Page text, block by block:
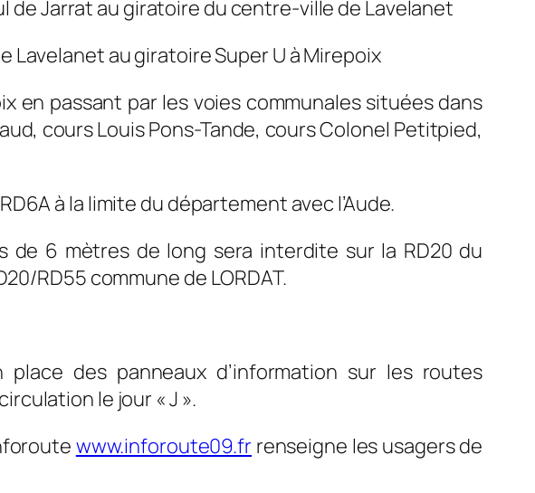
de Jarrat au giratoire du centre-ville de Lavelanet
Lavelanet au giratoire Super U à Mirepoix
en passant par les voies communales situées dans
cours Louis Pons-Tande, cours Colonel Petitpied,
à la limite du département avec l’Aude.
de 6 mètres de long sera interdite sur la RD20 du
RD55 commune de LORDAT.
des panneaux d’information sur les routes
le jour « J ».
www.inforoute09.frrenseigne les usagers de